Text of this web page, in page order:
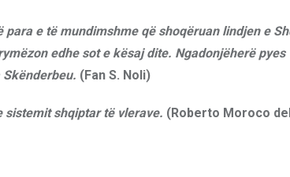
e të mundimshme që shoqëruan lindjen e
edhe sot e kësaj dite. Ngadonjëherë pyes
(Fan S. Noli)
sistemit shqiptar të vlerave. (Roberto Moroco